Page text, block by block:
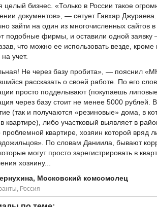
целый бизнес. «Только в России такое
документов», — сетует Гавхар
зайти на один из многочисленных сайтов
подобные фирмы, и оставили одной заявку
что можно ее использовать везде,
учет.
Не через базу пробита», — пояснил
рассказать о своей работе. По его
просто подделывают (покупаешь
через базу стоит не менее 5000 рублей.
(так и получаются «резиновые» дома, в
квартире), либо участковый выявляет в
проблемной квартире, хозяин которой вряд
По словам Даниила, бывают
могут просто зарегистрировать в
хозяину...
Московский комсомолец
, Россия